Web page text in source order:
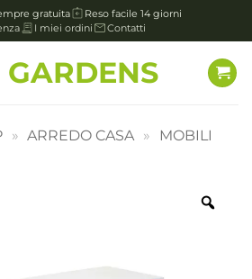
gratuita
Reso facile 14 giorni
I miei ordini Contatti
» ARREDO CASA » MOBILI